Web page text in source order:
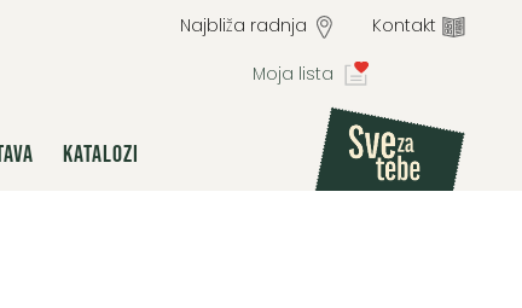
Najbliža radnja Kontakt
KATALOZI
Moja lista